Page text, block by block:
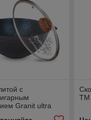
с
Granit ultra
ТМ